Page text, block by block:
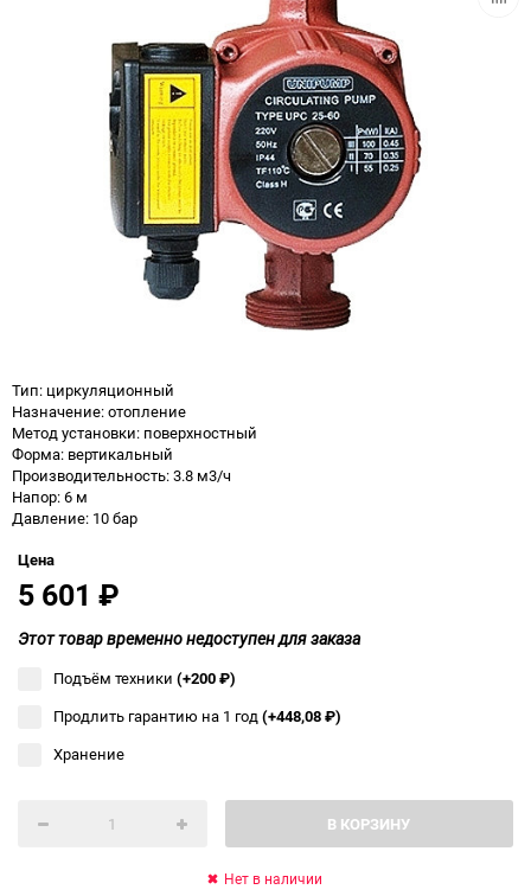
Тип: циркуляционный
Назначение: отопление
Метод установки: поверхностный
Форма: вертикальный
Производительность: 3.8 м3/ч
Напор: 6 м
Давление: 10 бар
Цена
5 601 ₽
Этот товар временно недоступен для заказа
Подъём техники (+200₽)
Продлить гарантию на 1 год(+448,08₽)
Хранение
В КОРЗИНУ
Нет в наличии